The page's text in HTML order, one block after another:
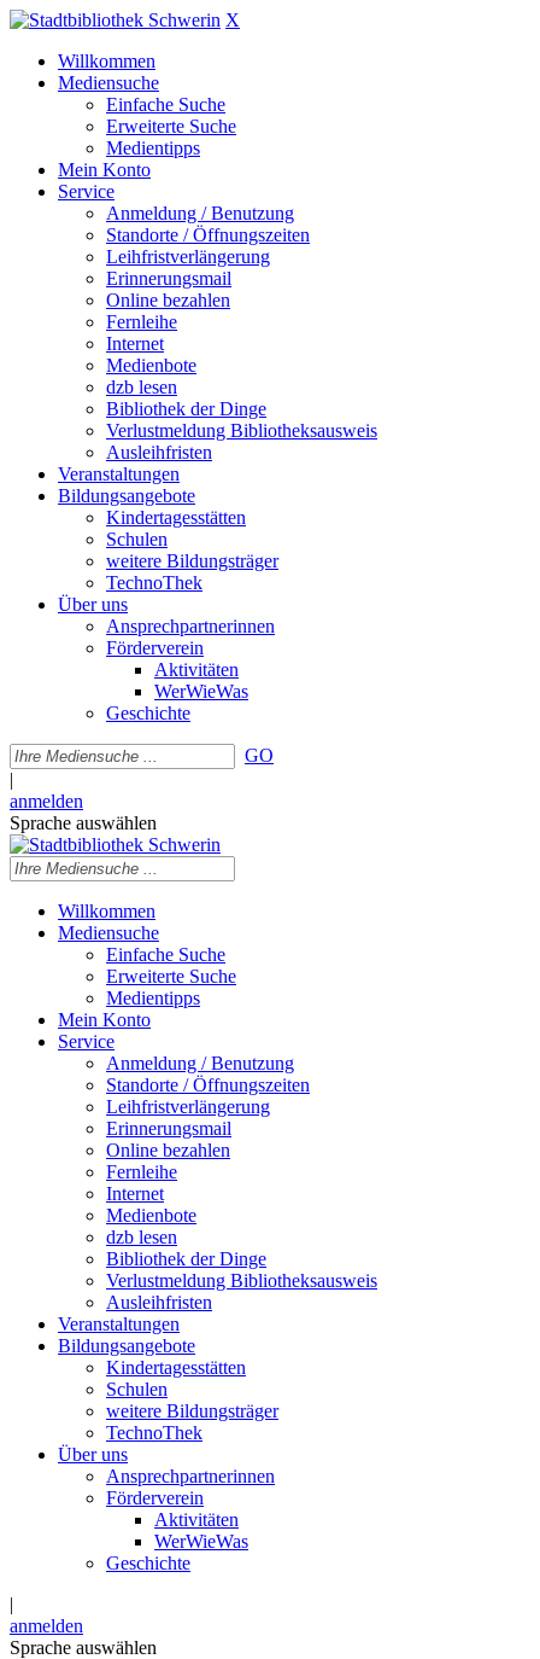
X
Willkommen
Mediensuche
Einfache Suche
Erweiterte Suche
Medientipps
Mein Konto
Service
Anmeldung / Benutzung
Standorte / Öffnungszeiten
Leihfristverlängerung
Erinnerungsmail
Online bezahlen
Fernleihe
Internet
Medienbote
dzb lesen
Bibliothek der Dinge
Verlustmeldung Bibliotheksausweis
Ausleihfristen
Veranstaltungen
Bildungsangebote
Kindertagesstätten
Schulen
weitere Bildungsträger
TechnoThek
Über uns
Ansprechpartnerinnen
Förderverein
Aktivitäten
WerWieWas
Geschichte
GO
|
anmelden
Sprache auswählen
Willkommen
Mediensuche
Einfache Suche
Erweiterte Suche
Medientipps
Mein Konto
Service
Anmeldung / Benutzung
Standorte / Öffnungszeiten
Leihfristverlängerung
Erinnerungsmail
Online bezahlen
Fernleihe
Internet
Medienbote
dzb lesen
Bibliothek der Dinge
Verlustmeldung Bibliotheksausweis
Ausleihfristen
Veranstaltungen
Bildungsangebote
Kindertagesstätten
Schulen
weitere Bildungsträger
TechnoThek
Über uns
Ansprechpartnerinnen
Förderverein
Aktivitäten
WerWieWas
Geschichte
|
anmelden
Sprache auswählen